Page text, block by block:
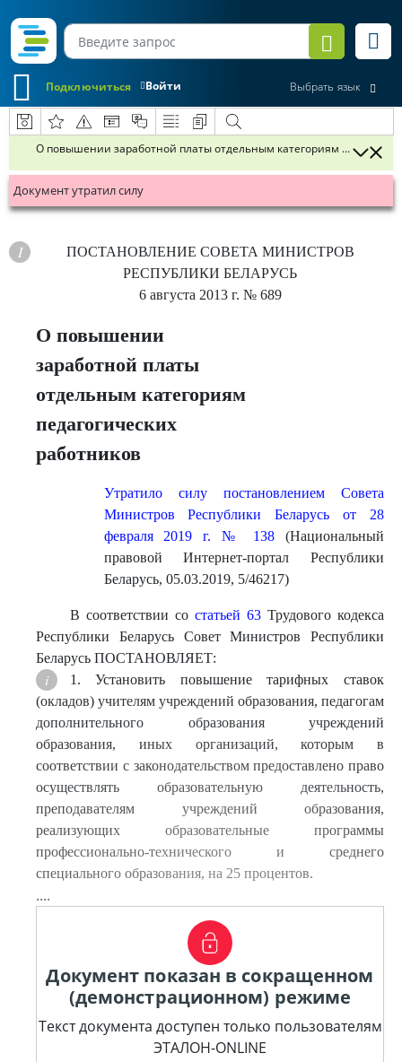
Войти
Подключиться Выбрать язык
О повышении заработной платы отдельным категориям
Документ утратил силу
ПОСТАНОВЛЕНИЕ СОВЕТА МИНИСТРОВ
РЕСПУБЛИКИ БЕЛАРУСЬ
6 августа 2013 г. № 689
О повышении
заработной платы
отдельным категориям
педагогических
работников
Утратило силу постановлением Совета
Министров Республики Беларусь от 28
февраля 2019 г. № 138 (Национальный
правовой Интернет-портал Республики
Беларусь, 05.03.2019, 5/46217)
В соответствии со статьей 63Трудового кодекса
Республики Беларусь Совет Министров Республики
Беларусь ПОСТАНОВЛЯЕТ:
1. Установить повышение тарифных ставок
(окладов) учителям учреждений образования, педагогам
дополнительного образования учреждений
образования, иных организаций, которым в
соответствии с законодательством предоставлено право
осуществлять образовательную деятельность,
преподавателям учреждений образования,
реализующих образовательные программы
профессионально-технического и среднего
специального образования, на 25 процентов.
....
Документ показан в сокращенном
(демонстрационном) режиме
Текст документа доступен только пользователям
ЭТАЛОН-ONLINE